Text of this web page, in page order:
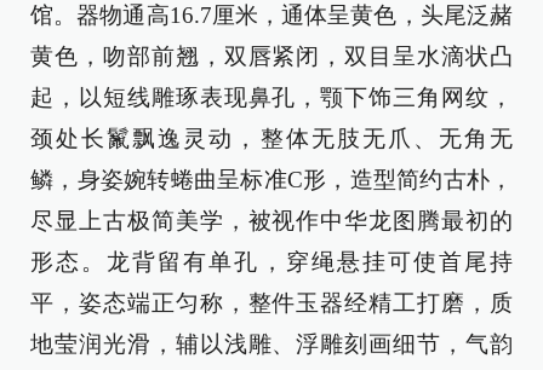
馆。器物通高16.7厘米，通体呈黄色，头尾泛赭
黄色，吻部前翘，双唇紧闭，双目呈水滴状凸
起，以短线雕琢表现鼻孔，颚下饰三角网纹，
颈处长鬣飘逸灵动，整体无肢无爪、无角无
鳞，身姿婉转蜷曲呈标准C形，造型简约古朴，
尽显上古极简美学，被视作中华龙图腾最初的
形态。龙背留有单孔，穿绳悬挂可使首尾持
平，姿态端正匀称，整件玉器经精工打磨，质
地莹润光滑，辅以浅雕、浮雕刻画细节，气韵